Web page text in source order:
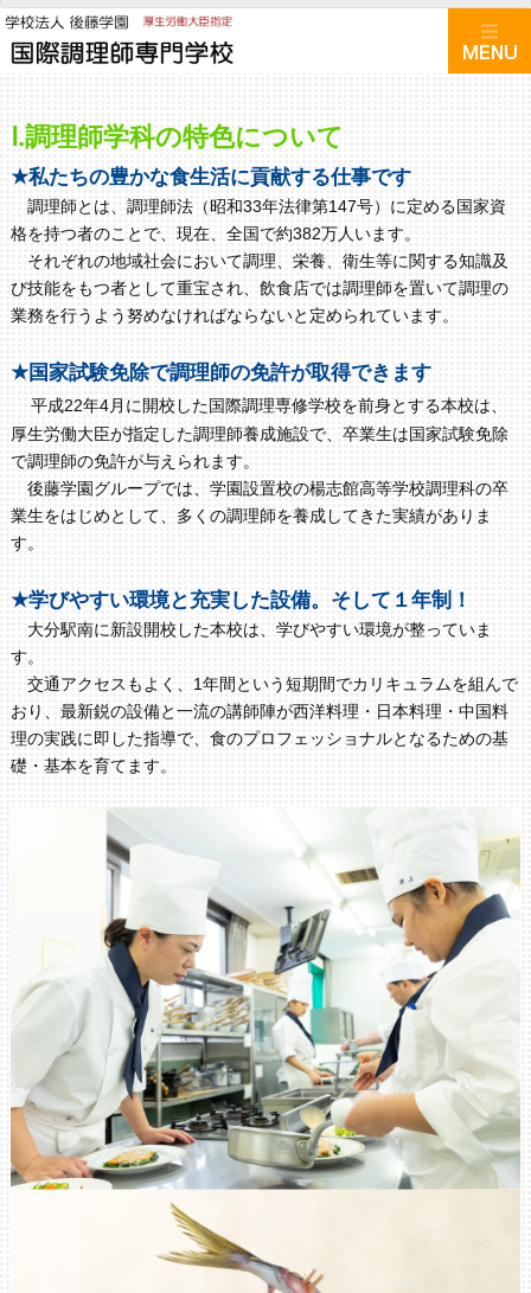
Ⅰ.調理師学科の特色について
★私たちの豊かな食生活に貢献する仕事です
調理師とは、調理師法（昭和33年法律第147号）に定める国家資
格を持つ者のことで、現在、全国で約382万人います。
それぞれの地域社会において調理、栄養、衛生等に関する知識及
び技能をもつ者として重宝され、飲食店では調理師を置いて調理の
業務を行うよう努めなければならないと定められています。
★国家試験免除で調理師の免許が取得できます
平成22年4月に開校した国際調理専修学校を前身とする本校は、
厚生労働大臣が指定した調理師養成施設で、卒業生は国家試験免除
で調理師の免許が与えられます。
後藤学園グループでは、学園設置校の楊志館高等学校調理科の卒
業生をはじめとして、多くの調理師を養成してきた実績がありま
す。
★学びやすい環境と充実した設備。そして１年制！
大分駅南に新設開校した本校は、学びやすい環境が整っていま
す。
交通アクセスもよく、1年間という短期間でカリキュラムを組んで
おり、最新鋭の設備と一流の講師陣が西洋料理・日本料理・中国料
理の実践に即した指導で、食のプロフェッショナルとなるための基
礎・基本を育てます。